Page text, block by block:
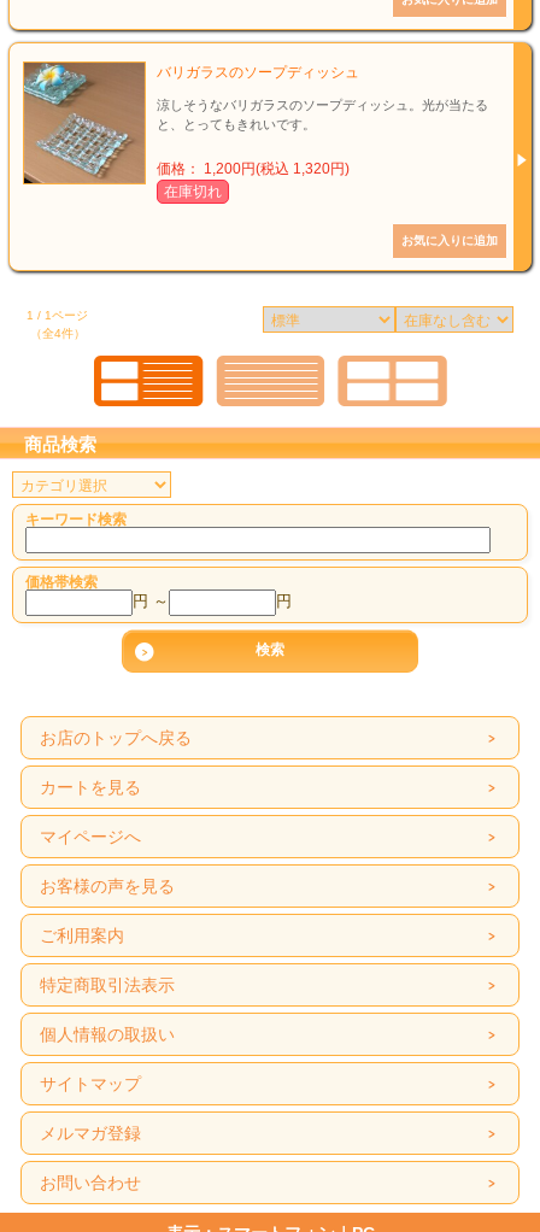
バリガラスのソープディッシュ
涼しそうなバリガラスのソープディッシュ。光が当たる
と、とってもきれいです。
価格： 1,200円(税込 1,320円)
在庫切れ
1 / 1ページ
（全4件）
商品検索
キーワード検索
価格帯検索
円 ～ 円
お店のトップへ戻る
カートを見る
マイページへ
お客様の声を見る
ご利用案内
特定商取引法表示
個人情報の取扱い
サイトマップ
メルマガ登録
お問い合わせ